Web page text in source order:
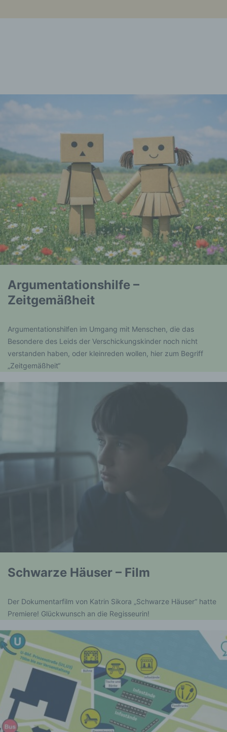
Argumentationshilfe –
Zeitgemäßheit
Argumentationshilfen im Umgang mit Menschen, die das
Besondere des Leids der Verschickungskinder noch nicht
verstanden haben, oder kleinreden wollen, hier zum Begriff
„Zeitgemäßheit“
Schwarze Häuser – Film
Der Dokumentarfilm von Katrin Sikora „Schwarze Häuser“ hatte
Premiere! Glückwunsch an die Regisseurin!